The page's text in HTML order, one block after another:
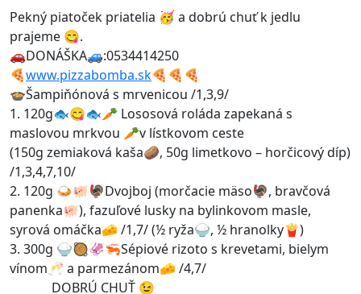
Pekný piatoček priatelia 🥳 a dobrú chuť k jedlu
prajeme 😋.
🚗DONÁŠKA🚙:0534414250
🍕www.pizzabomba.sk🍕🍕🍕
🍲Šampiňónová s mrvenicou /1,3,9/
1. 120g🐟😋🐟🥕 Lososová roláda zapekaná s
maslovou mrkvou 🥕v lístkovom ceste
(150g zemiaková kaša🥔, 50g limetkovo – horčicový díp)
/1,3,4,7,10/
2. 120g 🍛🐖🦃Dvojboj (morčacie mäso🦃, bravčová
panenka🐖), fazuľové lusky na bylinkovom masle,
syrová omáčka🧀 /1,7/ (½ ryža🍚, ½ hranolky🍟)
3. 300g 🍚🥘🦑🦐Sépiové rizoto s krevetami, bielym
vínom🥂 a parmezánom🧀 /4,7/
DOBRÚ CHUŤ 😉